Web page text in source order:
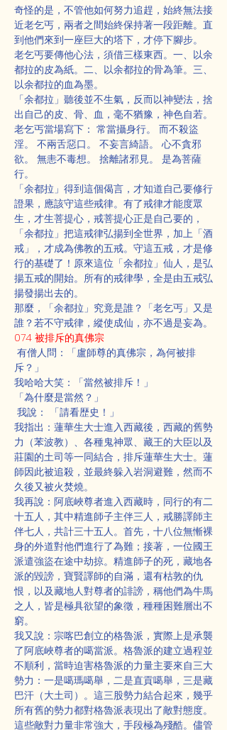
奇怪的是，不管他如何努力追趕，始終無法接
近老乞丐，兩者之間始終保持著一段距離。直
到他們來到一座巨大的塔下，才停下腳步。
老乞丐要傳他心法，須借三樣東西。一、以余
都拉的皮為紙。二、以余都拉的骨為筆。三、
以余都拉的血為墨。
「余都拉」聽後並不生氣，反而以神變法，捨
出自己的皮、骨、血，毫不猶豫，神色自若。
老乞丐當場寫下： 常當攝身行。 而不殺盜
淫。 不兩舌惡口。 不妄言綺語。 心不貪邪
欲。 無恚不毒想。 捨離諸邪見。 是為菩薩
行。
「余都拉」得到這個偈言，才知道自己要修行
證果，應該守這些戒律。有了戒律才能度眾
生，才生菩提心，戒菩提心正是自己要的，
「余都拉」把這戒律弘揚到全世界，加上「酒
戒」，才成為佛教的五戒。守這五戒，才是修
行的基礎了！原來這位「余都拉」仙人，是弘
揚五戒的開始。所有的戒律學，全是由五戒弘
揚發揚出去的。
那麼，「余都拉」究竟是誰？「老乞丐」又是
誰？若不守戒律，縱使成仙，亦不過是妄為。
074 被排斥的真佛宗
有僧人問：「盧師尊的真佛宗，為何被排
斥？」
我哈哈大笑：「當然被排斥！」
「為什麼是當然？」
我說： 「請看歴史！」
我指出：蓮華生大士進入西藏後，西藏的舊勢
力（苯波教）、各種鬼神眾、藏王的大臣以及
莊園的土司等一同結合，排斥蓮華生大士。蓮
師因此被追殺，並最終躲入岩洞避難，然而不
久後又被火焚燒。
我再說：阿底峽尊者進入西藏時，同行的有二
十五人，其中精進師子主伴三人，戒勝譯師主
伴七人，共計三十五人。首先，十八位無慚裸
身的外道對他們進行了為難；接著，一位國王
派遣強盜在途中劫掠。精進師子的死，藏地各
派的毀謗，寶賢譯師的自滿，還有枯敦的仇
恨，以及藏地人對尊者的誹謗，稱他們為牛馬
之人，皆是極具欲望的象徵，種種困難層出不
窮。
我又說：宗喀巴創立的格魯派，實際上是承襲
了阿底峽尊者的噶當派。格魯派的建立過程並
不順利，當時迫害格魯派的力量主要來自三大
勢力：一是噶瑪噶舉，二是直貢噶舉，三是藏
巴汗（大土司）。這三股勢力結合起來，幾乎
所有舊的勢力都對格魯派表現出了敵對態度。
這些敵對力量非常強大，手段極為殘酷。儘管